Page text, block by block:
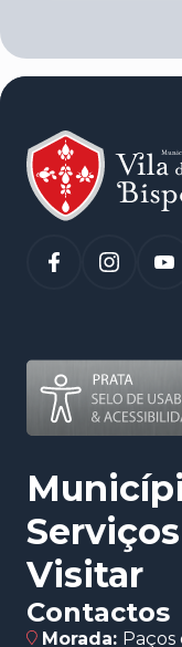
Serviços
Visitar
Contactos
Morada: Paços